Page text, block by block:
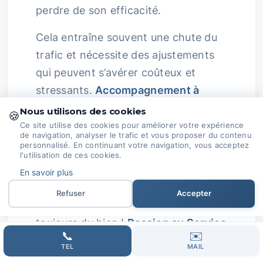
perdre de son efficacité.
Cela entraîne souvent une chute du
trafic et nécessite des ajustements
qui peuvent s’avérer coûteux et
stressants. Accompagnement à
Long Terme :Nous croyons en un
soutien régulier avec des rapports
détaillés, un suivi des performances,
et des modifications stratégiques
pour garantir des résultats durables.
Parce qu’une main tendue, ça fait
toujours du bien !Passion au Service
de Votre Réussite :
Complexité du
📞
TEL
✉️
MAIL
🍪Nous utilisons des cookies
Ce site utilise des cookies pour améliorer votre expérience
de navigation, analyser le trafic et vous proposer du contenu
personnalisé. En continuant votre navigation, vous acceptez
l'utilisation de ces cookies.
En savoir plus
Refuser Accepter